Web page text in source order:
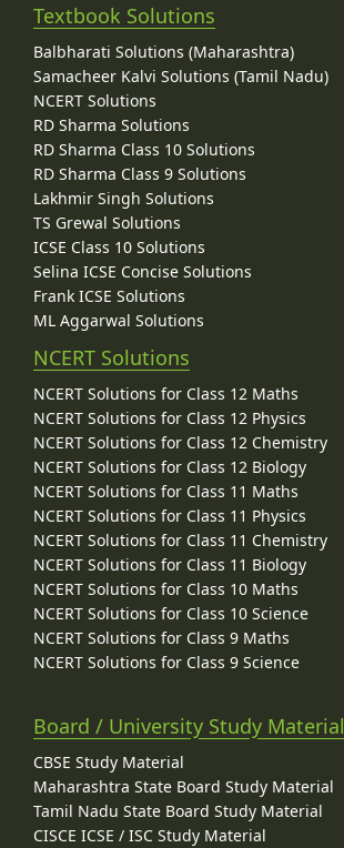
Textbook Solutions
Balbharati Solutions (Maharashtra)
Samacheer Kalvi Solutions (Tamil Nadu)
NCERT Solutions
RD Sharma Solutions
RD Sharma Class 10 Solutions
RD Sharma Class 9 Solutions
Lakhmir Singh Solutions
TS Grewal Solutions
ICSE Class 10 Solutions
Selina ICSE Concise Solutions
Frank ICSE Solutions
ML Aggarwal Solutions
NCERT Solutions
NCERT Solutions for Class 12 Maths
NCERT Solutions for Class 12 Physics
NCERT Solutions for Class 12 Chemistry
NCERT Solutions for Class 12 Biology
NCERT Solutions for Class 11 Maths
NCERT Solutions for Class 11 Physics
NCERT Solutions for Class 11 Chemistry
NCERT Solutions for Class 11 Biology
NCERT Solutions for Class 10 Maths
NCERT Solutions for Class 10 Science
NCERT Solutions for Class 9 Maths
NCERT Solutions for Class 9 Science
Board / University Study Material
CBSE Study Material
Maharashtra State Board Study Material
Tamil Nadu State Board Study Material
CISCE ICSE / ISC Study Material